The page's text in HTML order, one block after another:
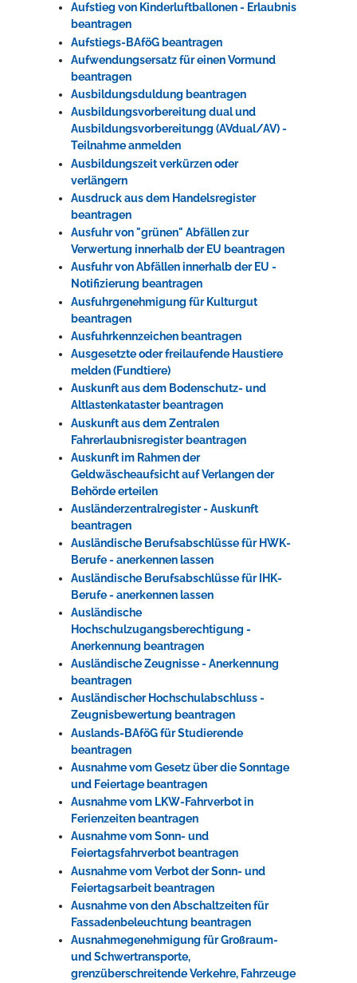
Aufstieg von Kinderluftballonen - Erlaubnis
beantragen
Aufstiegs-BAföG beantragen
Aufwendungsersatz für einen Vormund
beantragen
Ausbildungsduldung beantragen
Ausbildungsvorbereitung dual und
Ausbildungsvorbereitungg (AVdual/AV) -
Teilnahme anmelden
Ausbildungszeit verkürzen oder
verlängern
Ausdruck aus dem Handelsregister
beantragen
Ausfuhr von "grünen" Abfällen zur
Verwertung innerhalb der EU beantragen
Ausfuhr von Abfällen innerhalb der EU -
Notifizierung beantragen
Ausfuhrgenehmigung für Kulturgut
beantragen
Ausfuhrkennzeichen beantragen
Ausgesetzte oder freilaufende Haustiere
melden (Fundtiere)
Auskunft aus dem Bodenschutz- und
Altlastenkataster beantragen
Auskunft aus dem Zentralen
Fahrerlaubnisregister beantragen
Auskunft im Rahmen der
Geldwäscheaufsicht auf Verlangen der
Behörde erteilen
Ausländerzentralregister - Auskunft
beantragen
Ausländische Berufsabschlüsse für HWK-
Berufe - anerkennen lassen
Ausländische Berufsabschlüsse für IHK-
Berufe - anerkennen lassen
Ausländische
Hochschulzugangsberechtigung -
Anerkennung beantragen
Ausländische Zeugnisse - Anerkennung
beantragen
Ausländischer Hochschulabschluss -
Zeugnisbewertung beantragen
Auslands-BAföG für Studierende
beantragen
Ausnahme vom Gesetz über die Sonntage
und Feiertage beantragen
Ausnahme vom LKW-Fahrverbot in
Ferienzeiten beantragen
Ausnahme vom Sonn- und
Feiertagsfahrverbot beantragen
Ausnahme vom Verbot der Sonn- und
Feiertagsarbeit beantragen
Ausnahme von den Abschaltzeiten für
Fassadenbeleuchtung beantragen
Ausnahmegenehmigung für Großraum-
und Schwertransporte,
grenzüberschreitende Verkehre, Fahrzeuge